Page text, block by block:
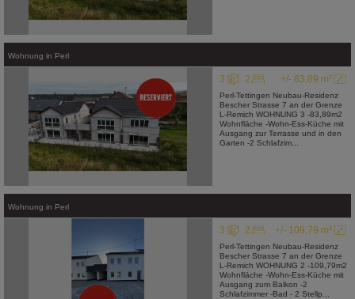
Wohnung in Perl
+/- 83,89 m²
3 2
Perl-Tettingen Neubau-Residenz
Bescher Strasse 7 an der Grenze
L-Remich WOHNUNG 3 -83,89m2
Wohnfläche -Wohn-Ess-Küche mit
Ausgang zur Terrasse und in den
Garten -2 Schlafzim...
Wohnung in Perl
+/- 109,79 m²
3 2
Perl-Tettingen Neubau-Residenz
Bescher Strasse 7 an der Grenze
L-Remich WOHNUNG 2 -109,79m2
Wohnfläche -Wohn-Ess-Küche mit
Ausgang zum Balkon -2
Schlafzimmer -Bad - 2 Stellp...